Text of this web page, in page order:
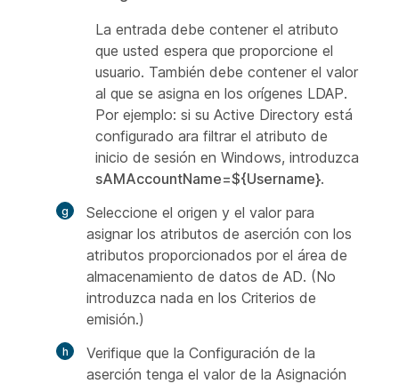
La entrada debe contener el atributo
que usted espera que proporcione el
usuario. También debe contener el valor
al que se asigna en los orígenes LDAP.
Por ejemplo: si su Active Directory está
configurado ara filtrar el atributo de
inicio de sesión en Windows, introduzca
sAMAccountName=${Username}.
Seleccione el origen y el valor para
asignar los atributos de aserción con los
atributos proporcionados por el área de
almacenamiento de datos de AD. (No
introduzca nada en los Criterios de
emisión.)
Verifique que la Configuración de la
aserción tenga el valor de la Asignación